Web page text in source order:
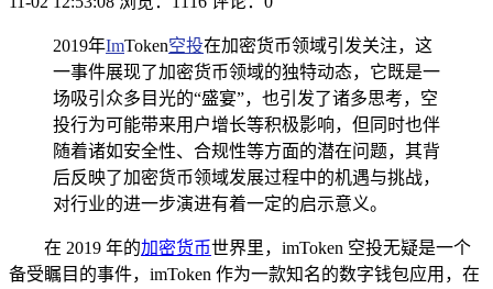
2019年ImToken空投在加密货币领域引发关注，这
一事件展现了加密货币领域的独特动态，它既是一
场吸引众多目光的“盛宴”，也引发了诸多思考，空
投行为可能带来用户增长等积极影响，但同时也伴
随着诸如安全性、合规性等方面的潜在问题，其背
后反映了加密货币领域发展过程中的机遇与挑战，
对行业的进一步演进有着一定的启示意义。
在 2019 年的加密货币世界里，imToken 空投无疑是一个
备受瞩目的事件，imToken 作为一款知名的数字钱包应用，在